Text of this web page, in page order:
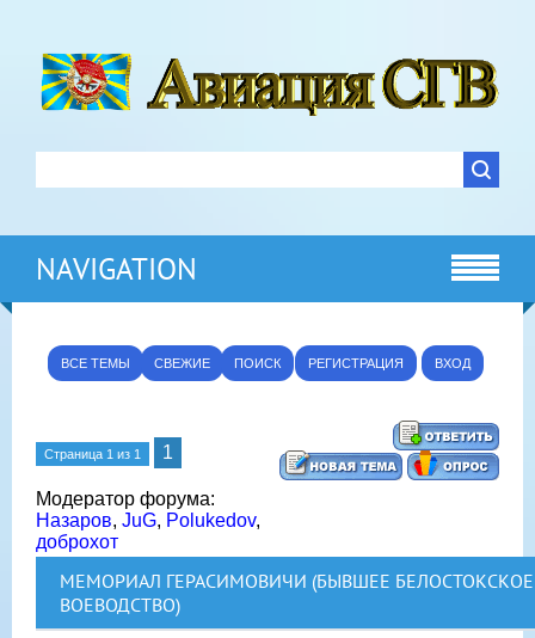
NAVIGATION
ВСЕ ТЕМЫ СВЕЖИЕ ПОИСК РЕГИСТРАЦИЯ ВХОД
Страница 1 из 1 1
Модератор форума:
Назаров, JuG, Polukedov,
доброхот
МЕМОРИАЛ ГЕРАСИМОВИЧИ (БЫВШЕЕ БЕЛОСТОКСКОЕ
ВОЕВОДСТВО)